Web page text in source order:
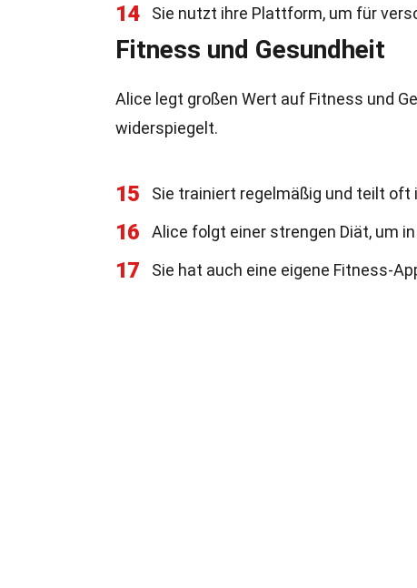
14 Sie nutzt ihre Plattform, um für
Fitness und Gesundheit
Alice legt großen Wert auf Fitness und
widerspiegelt.
15 Sie trainiert regelmäßig und teilt oft
16 Alice folgt einer strengen Diät, um
17 Sie hat auch eine eigene Fitness-